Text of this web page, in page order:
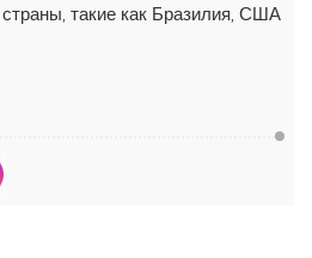
такие как Бразилия, США